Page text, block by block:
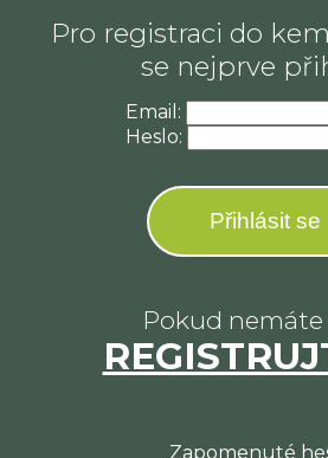
Pro registraci do
se nejprve
Email:
Heslo:
Přihlásit se
Pokud
Zapomenuté